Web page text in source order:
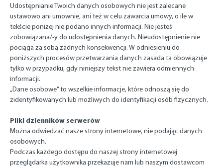
Udostępnianie Twoich danych osobowych nie jest zalecane
ustawowo ani umownie, ani też w celu zawarcia umowy, o ile w
tekście poniżej nie podano innych informacji. Nie jesteś
zobowiązana/-y do udostępnienia danych. Nieudostępnienie nie
pociąga za sobą żadnych konsekwencji. W odniesieniu do
poniższych procesów przetwarzania danych zasada ta obowiązuje
tylko w przypadku, gdy niniejszy tekst nie zawiera odmiennych
informacji.
„Dane osobowe” to wszelkie informacje, które odnoszą się do
zidentyfikowanych lub możliwych do identyfikacji osób fizycznych.
Pliki dzienników serwerów
Można odwiedzać nasze strony internetowe, nie podając danych
osobowych.
Podczas każdego dostępu do naszej strony internetowej
przeglądarka użytkownika przekazuje nam lub naszym dostawcom